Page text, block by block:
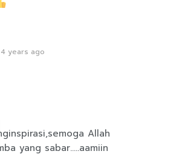
4 years ago
Allah
yang sabar…..aamiin